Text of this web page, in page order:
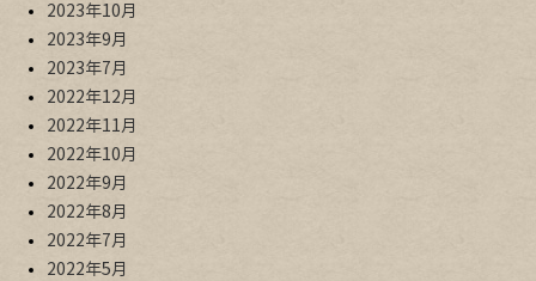
2023年10月
2023年9月
2023年7月
2022年12月
2022年11月
2022年10月
2022年9月
2022年8月
2022年7月
2022年5月